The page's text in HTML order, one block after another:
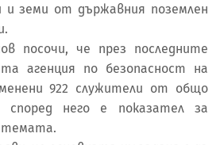
и земи от държавния поземлен
посочи, че през последните
агенция по безопасност на
922 служители от общо
според него е показател за